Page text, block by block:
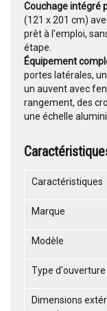
Couchage intégré
(121 x 201 cm)
prêt à l'emploi,
étape.
Équipement
portes latérales,
un auvent avec
rangement, des
une échelle
Caractéristiques
Marque
Modèle
Type d'ouverture
Dimensions